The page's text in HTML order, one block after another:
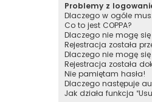
Problemy z
Dlaczego w ogóle
Co to jest COPPA?
Dlaczego nie mogę
Rejestracja została
Dlaczego nie mogę
Rejestracja została
Nie pamiętam hasła!
Dlaczego następuje
Jak działa funkcja